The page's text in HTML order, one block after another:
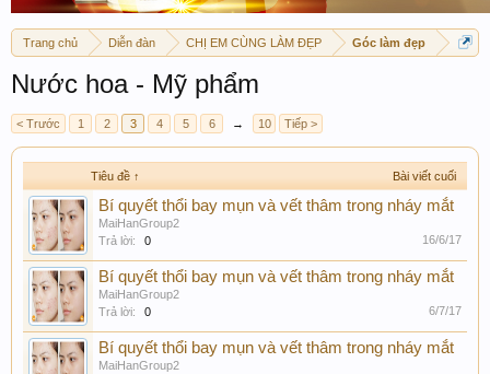
Trang chủ Diễn đàn CHỊ EM CÙNG LÀM ĐẸP Góc làm đẹp
Nước hoa - Mỹ phẩm
< Trước 1 2 3 4 5 6 → 10 Tiếp >
Tiêu đề ↑ Bài viết cuối
Bí quyết thổi bay mụn và vết thâm trong nháy mắt
MaiHanGroup2
Trả lời:
0 16/6/17
Bí quyết thổi bay mụn và vết thâm trong nháy mắt
MaiHanGroup2
Trả lời:
0 6/7/17
Bí quyết thổi bay mụn và vết thâm trong nháy mắt
MaiHanGroup2